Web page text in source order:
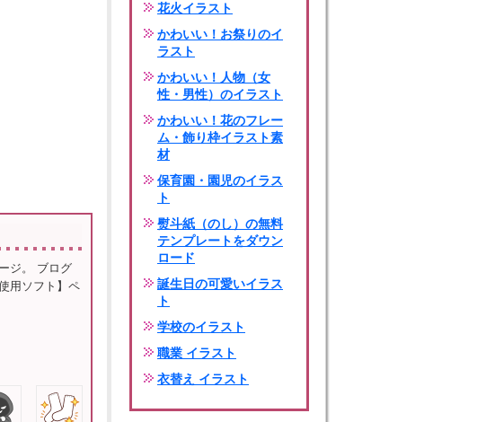
ジ。 ブログ
用ソフト】ペ
花火イラスト
かわいい！お祭りのイ
ラスト
かわいい！人物（女
性・男性）のイラスト
かわいい！花のフレー
ム・飾り枠イラスト素
材
保育園・園児のイラス
ト
熨斗紙（のし）の無料
テンプレートをダウン
ロード
誕生日の可愛いイラス
ト
学校のイラスト
職業 イラスト
衣替え イラスト